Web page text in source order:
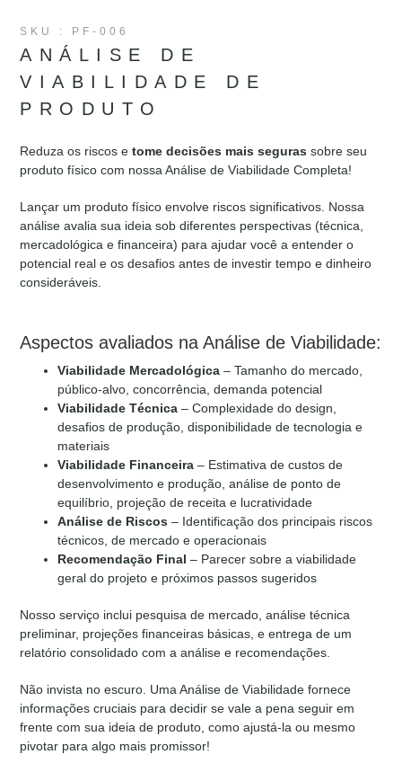
SKU : PF-006
ANÁLISE DE
VIABILIDADE DE
PRODUTO
Reduza os riscos etome decisões mais seguras sobre seu
produto físico com nossa Análise de Viabilidade Completa!
Lançar um produto físico envolve riscos significativos. Nossa
análise avalia sua ideia sob diferentes perspectivas (técnica,
mercadológica e financeira) para ajudar você a entender o
potencial real e os desafios antes de investir tempo e dinheiro
consideráveis.
Aspectos avaliados na Análise de Viabilidade:
Viabilidade Mercadológica – Tamanho do mercado,
público-alvo, concorrência, demanda potencial
Viabilidade Técnica – Complexidade do design,
desafios de produção, disponibilidade de tecnologia e
materiais
Viabilidade Financeira – Estimativa de custos de
desenvolvimento e produção, análise de ponto de
equilíbrio, projeção de receita e lucratividade
Análise de Riscos – Identificação dos principais riscos
técnicos, de mercado e operacionais
Recomendação Final – Parecer sobre a viabilidade
geral do projeto e próximos passos sugeridos
Nosso serviço inclui pesquisa de mercado, análise técnica
preliminar, projeções financeiras básicas, e entrega de um
relatório consolidado com a análise e recomendações.
Não invista no escuro. Uma Análise de Viabilidade fornece
informações cruciais para decidir se vale a pena seguir em
frente com sua ideia de produto, como ajustá-la ou mesmo
pivotar para algo mais promissor!